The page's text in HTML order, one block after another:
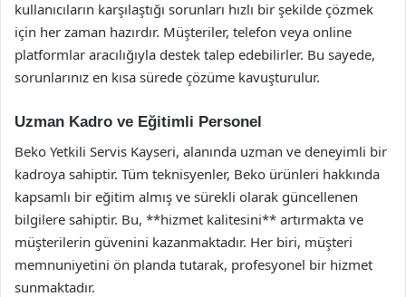
kullanıcıların karşılaştığı sorunları hızlı bir şekilde çözmek
için her zaman hazırdır. Müşteriler, telefon veya online
platformlar aracılığıyla destek talep edebilirler. Bu sayede,
sorunlarınız en kısa sürede çözüme kavuşturulur.
Uzman Kadro ve Eğitimli Personel
Beko Yetkili Servis Kayseri, alanında uzman ve deneyimli bir
kadroya sahiptir. Tüm teknisyenler, Beko ürünleri hakkında
kapsamlı bir eğitim almış ve sürekli olarak güncellenen
bilgilere sahiptir. Bu, **hizmet kalitesini** artırmakta ve
müşterilerin güvenini kazanmaktadır. Her biri, müşteri
memnuniyetini ön planda tutarak, profesyonel bir hizmet
sunmaktadır.